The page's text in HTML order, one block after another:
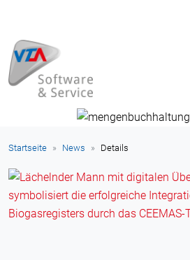
Startseite News Details